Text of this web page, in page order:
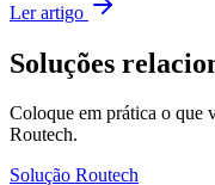
Ler artigo
Soluções
Coloque em prática o que
Routech.
Solução Routech